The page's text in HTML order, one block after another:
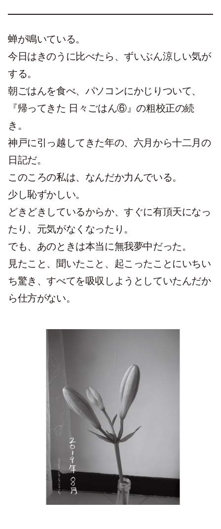
蝉が鳴いている。
今日はきのうに比べたら、ずいぶん涼しい気が
する。
朝ごはんを食べ、パソコンにかじりついて、
『帰ってきた 日々ごはん⑥』の粗校正の続
き。
神戸に引っ越してきた年の、六月から十二月の
日記だ。
このころの私は、なんだか力んでいる。
少し恥ずかしい。
どきどきしているからか、すぐに有頂天になっ
たり、元気がなくなったり。
でも、あのときは本当に無我夢中だった。
見たこと、聞いたこと、起こったことにいちい
ち驚き、すべてを吸収しようとしていたんだか
ら仕方がない。